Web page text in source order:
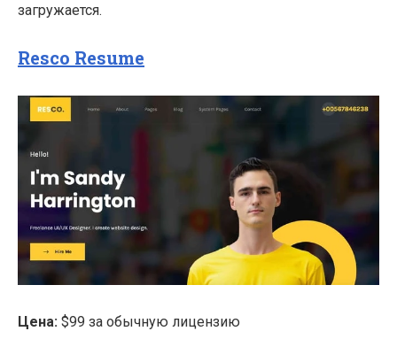
загружается.
Resco Resume
Цена: $99 за обычную лицензию